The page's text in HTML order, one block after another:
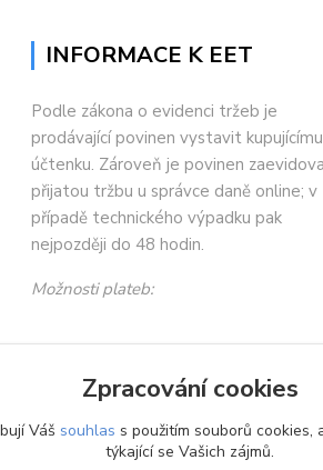
INFORMACE K EET
Podle zákona o evidenci tržeb je
prodávající povinen vystavit kupujícímu
účtenku. Zároveň je povinen
přijatou tržbu u správce daně online; v
případě technického výpadku pak
nejpozději do 48 hodin.
Možnosti plateb:
Zpracování cookies
Váš souhlas s použitím souborů cookies,
týkající se Vašich zájmů.